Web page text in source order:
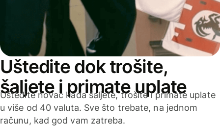
Uštedite dok trošite,
šaljete i primate uplate
Uštedite novac kada šaljete, trošite i primate uplate
u više od 40 valuta. Sve što trebate, na jednom
računu, kad god vam zatreba.